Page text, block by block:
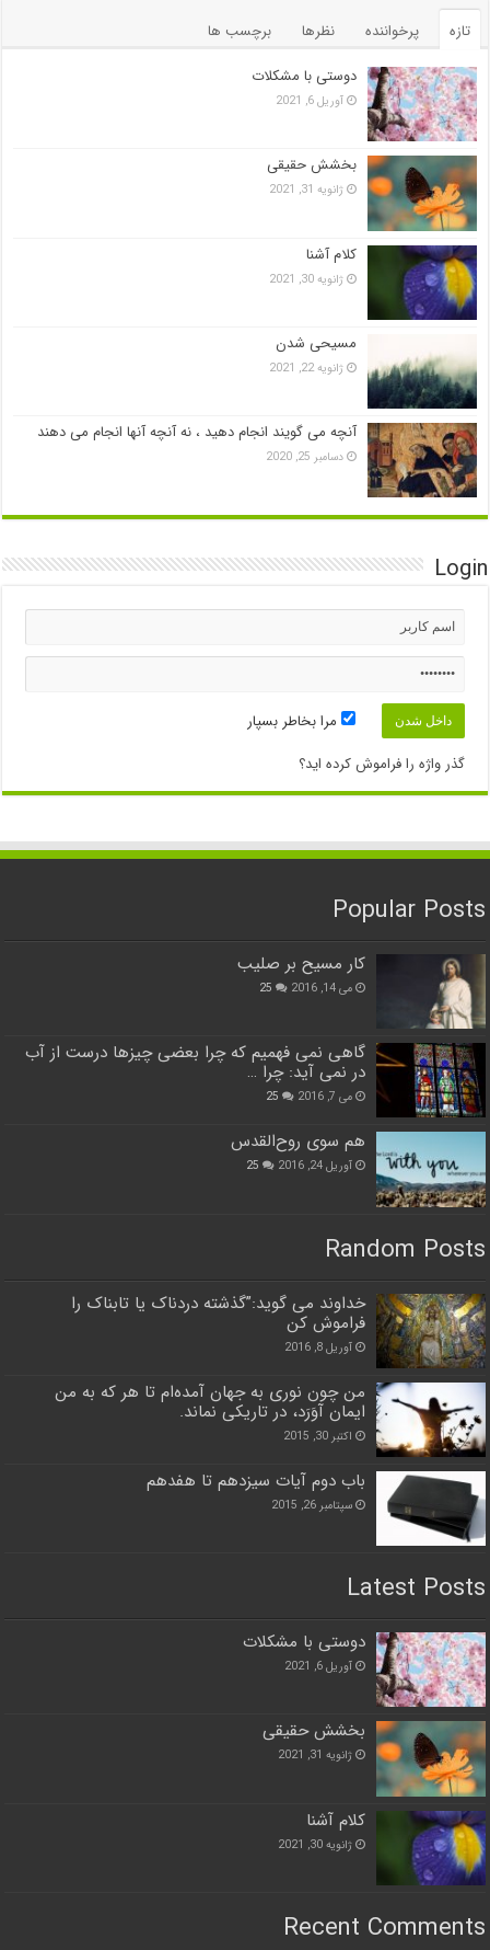
تازه پرخواننده نظرها
برچسب ها
دوستی با مشکلات
آوریل 6, 2021
بخشش حقیقی
ژانویه 31, 2021
کلام آشنا
ژانویه 30, 2021
مسیحی شدن
ژانویه 22, 2021
آنچه می گویند انجام دهید ، نه آنچه آنها انجام می دهند
دسامبر 25, 2020
Login
مرا بخاطر بسپار
گذر واژه را فراموش کرده اید؟
Popular Posts
کار مسیح بر صلیب
می 14, 2016 25
گاهی نمی فهمیم که چرا بعضی چیزها درست از آب
در نمی آید: چرا …
می 7, 2016 25
هم سوی روح‌القدس
آوریل 24, 2016 25
Random Posts
خداوند می گوید:”گذشته دردناک یا تابناک را
فراموش کن
آوریل 8, 2016
من چون نوری به جهان آمده‌ام تا هر که به من
ایمان آوَرَد، در تاریکی نماند.
اکتبر 30, 2015
باب دوم آيات سيزدهم تا هفدهم
سپتامبر 26, 2015
Latest Posts
دوستی با مشکلات
آوریل 6, 2021
بخشش حقیقی
ژانویه 31, 2021
کلام آشنا
ژانویه 30, 2021
Recent Comments